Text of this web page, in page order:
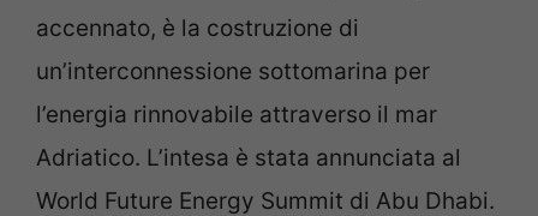
accennato, è la costruzione di
un’interconnessione sottomarina per
l’energia rinnovabile attraverso il mar
Adriatico. L’intesa è stata annunciata al
World Future Energy Summit di Abu Dhabi.